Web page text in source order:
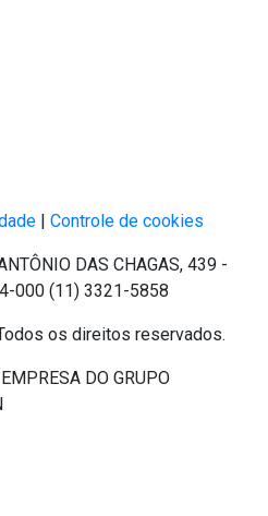
| Controle de cookies
DAS CHAGAS, 439 -
000 (11) 3321-5858
os direitos reservados.
DO GRUPO